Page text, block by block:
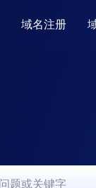
域名注册